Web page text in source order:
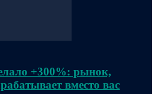
+300%: рынок,
вместо вас